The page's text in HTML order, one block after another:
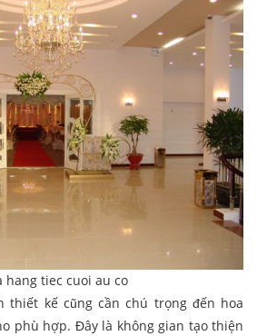
hang tiec cuoi au co
thiết kế cũng cần chú trọng đến hoa
phù hợp. Đây là không gian tạo thiện